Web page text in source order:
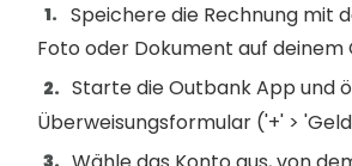
Speichere die Rechnung mit
Foto oder Dokument auf deinem
Starte die Outbank App und
Überweisungsformular ('+' >